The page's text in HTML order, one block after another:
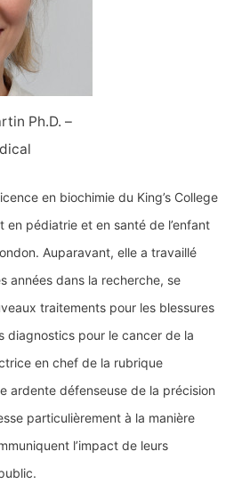
Ph.D. –
en biochimie du King’s College
en pédiatrie et en santé de l’enfant
Auparavant, elle a travaillé
années dans la recherche, se
traitements pour les blessures
diagnostics pour le cancer de la
en chef de la rubrique
ardente défenseuse de la précision
particulièrement à la manière
l’impact de leurs